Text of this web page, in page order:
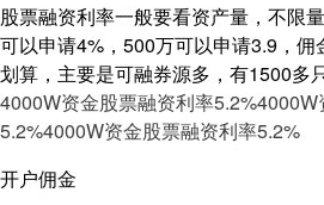
股票融资利率一般要看资产量，不限
可以申请4%，500万可以申请3.9，
划算，主要是可融券源多，有1500多
4000W资金股票融资利率5.2%4000W
5.2%4000W资金股票融资利率5.2%
开户佣金